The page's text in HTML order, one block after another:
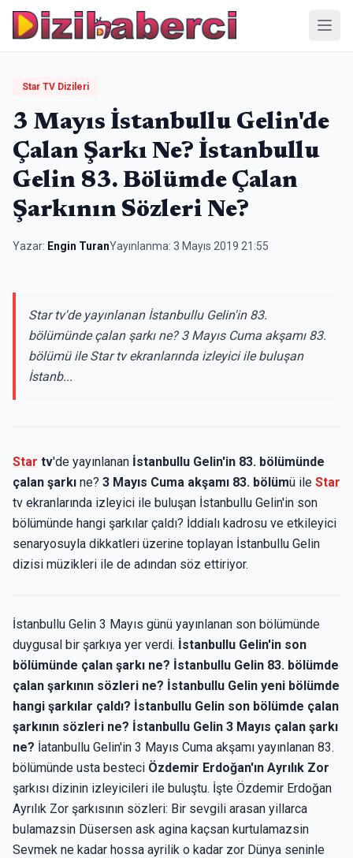
Star TV Dizileri
3 Mayıs İstanbullu Gelin'de
Çalan Şarkı Ne? İstanbullu
Gelin 83. Bölümde Çalan
Şarkının Sözleri Ne?
Yazar: Engin TuranYayınlanma: 3 Mayıs 2019 21:55
Star tv'de yayınlanan İstanbullu Gelin'in 83.
bölümünde çalan şarkı ne? 3 Mayıs Cuma akşamı 83.
bölümü ile Star tv ekranlarında izleyici ile buluşan
İstanb...
Star tv'de yayınlanan İstanbullu Gelin'in 83. bölümünde
çalan şarkı ne? 3 Mayıs Cuma akşamı 83. bölümü ile Star
tv ekranlarında izleyici ile buluşan İstanbullu Gelin'in son
bölümünde hangi şarkılar çaldı? İddialı kadrosu ve etkileyici
senaryosuyla dikkatleri üzerine toplayan İstanbullu Gelin
dizisi müzikleri ile de adından söz ettiriyor.
İstanbullu Gelin 3 Mayıs günü yayınlanan son bölümünde
duygusal bir şarkıya yer verdi. İstanbullu Gelin'in son
bölümünde çalan şarkı ne? İstanbullu Gelin 83. bölümde
çalan şarkının sözleri ne? İstanbullu Gelin yeni bölümde
hangi şarkılar çaldı? İstanbullu Gelin son bölümde çalan
şarkının sözleri ne? İstanbullu Gelin 3 Mayıs çalan şarkı
ne? İatanbullu Gelin'in 3 Mayıs Cuma akşamı yayınlanan 83.
bölümünde usta besteci Özdemir Erdoğan'ın Ayrılık Zor
şarkısı dizinin izleyicileri ile buluştu. İşte Özdemir Erdoğan
Ayrılık Zor şarkısının sözleri: Bir sevgili arasan yillarca
bulamazsin Düsersen ask agina kaçsan kurtulamazsin
Sevmek ne kadar hossa ayrilik o kadar zor Dünya seninle